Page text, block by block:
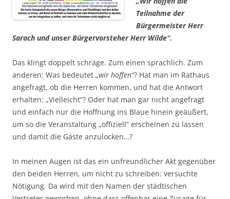
Teilnahme der
Bürgermeister Herr
Sarach und unser Bürgervorsteher Herr Wilde“.
Das klingt doppelt schräge. Zum einen sprachlich. Zum
anderen: Was bedeutet „wir hoffen“? Hat man im Rathaus
angefragt, ob die Herren kommen, und hat die Antwort
erhalten: „Vielleicht“? Oder hat man gar nicht angefragt
und einfach nur die Hoffnung ins Blaue hinein geäußert,
um so die Veranstaltung „offiziell“ erscheinen zu lassen
und damit die Gäste anzulocken…?
In meinen Augen ist das ein unfreundlicher Akt gegenüber
den beiden Herren, um nicht zu schreiben: versuchte
Nötigung. Da wird mit den Namen der städtischen